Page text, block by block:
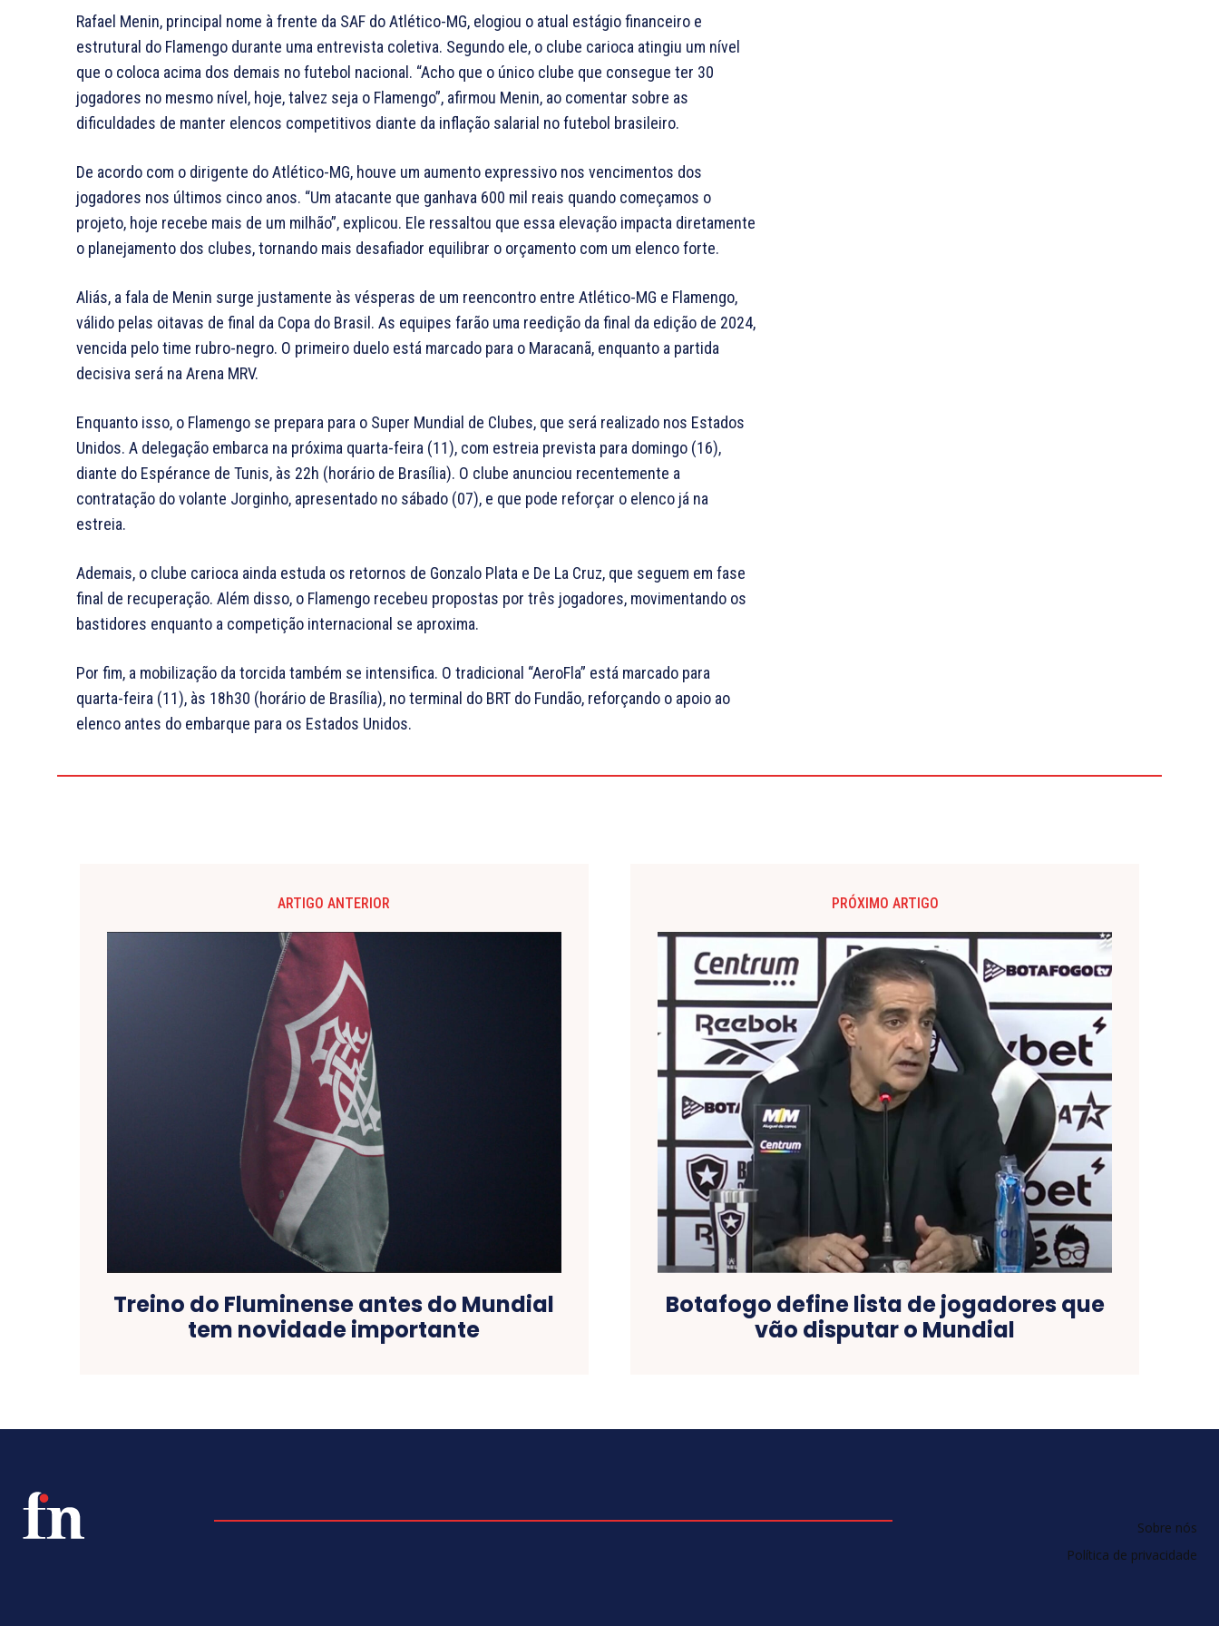
Rafael Menin, principal nome à frente da SAF do Atlético-MG, elogiou o atual estágio financeiro e
estrutural do Flamengo durante uma entrevista coletiva. Segundo ele, o clube carioca atingiu um nível
que o coloca acima dos demais no futebol nacional. “Acho que o único clube que consegue ter 30
jogadores no mesmo nível, hoje, talvez seja o Flamengo”, afirmou Menin, ao comentar sobre as
dificuldades de manter elencos competitivos diante da inflação salarial no futebol brasileiro.
De acordo com o dirigente do Atlético-MG, houve um aumento expressivo nos vencimentos dos
jogadores nos últimos cinco anos. “Um atacante que ganhava 600 mil reais quando começamos o
projeto, hoje recebe mais de um milhão”, explicou. Ele ressaltou que essa elevação impacta diretamente
o planejamento dos clubes, tornando mais desafiador equilibrar o orçamento com um elenco forte.
Aliás, a fala de Menin surge justamente às vésperas de um reencontro entre Atlético-MG e Flamengo,
válido pelas oitavas de final da Copa do Brasil. As equipes farão uma reedição da final da edição de 2024,
vencida pelo time rubro-negro. O primeiro duelo está marcado para o Maracanã, enquanto a partida
decisiva será na Arena MRV.
Enquanto isso, o Flamengo se prepara para o Super Mundial de Clubes, que será realizado nos Estados
Unidos. A delegação embarca na próxima quarta-feira (11), com estreia prevista para domingo (16),
diante do Espérance de Tunis, às 22h (horário de Brasília). O clube anunciou recentemente a
contratação do volante Jorginho, apresentado no sábado (07), e que pode reforçar o elenco já na
estreia.
Ademais, o clube carioca ainda estuda os retornos de Gonzalo Plata e De La Cruz, que seguem em fase
final de recuperação. Além disso, o Flamengo recebeu propostas por três jogadores, movimentando os
bastidores enquanto a competição internacional se aproxima.
Por fim, a mobilização da torcida também se intensifica. O tradicional “AeroFla” está marcado para
quarta-feira (11), às 18h30 (horário de Brasília), no terminal do BRT do Fundão, reforçando o apoio ao
elenco antes do embarque para os Estados Unidos.
ARTIGO ANTERIOR
Treino do Fluminense antes do Mundial
tem novidade importante
PRÓXIMO ARTIGO
Botafogo define lista de jogadores que
vão disputar o Mundial
Sobre nós
Política de privacidade